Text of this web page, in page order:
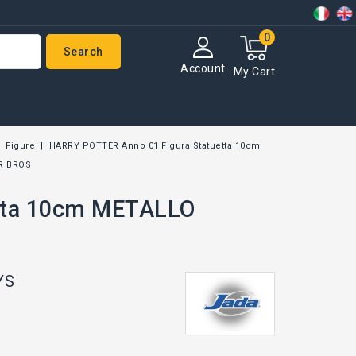
My Cart
0
Account
Search
Figure
HARRY POTTER Anno 01 Figura Statuetta 10cm
BROS
10cm METALLO